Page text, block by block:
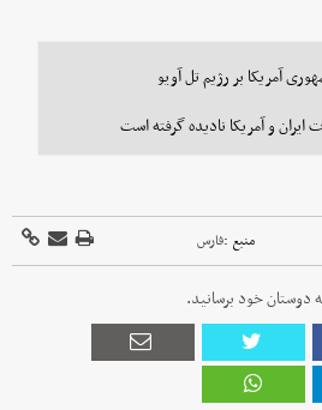
آمریکا بر رژیم تل آویو
ایران و آمریکا نادیده گرفته است
منبع :فارس
دوستان خود برسانید.